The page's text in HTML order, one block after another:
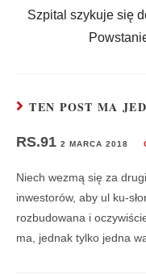
Szpital szykuje się
TEN POST MA
RS.91 2 MARCA 2018
Niech wezmą się za
inwestorów, aby ul ku-
rozbudowana i
ma, jednak tylko jedna